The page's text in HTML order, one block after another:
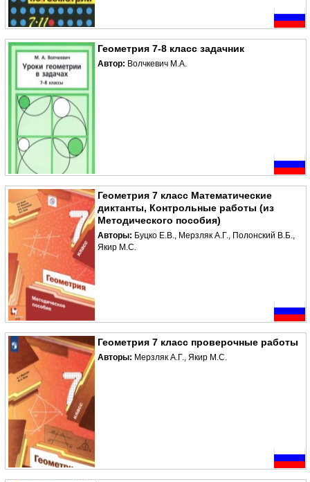
Геометрия 7-8 класс задачник
Автор: Волчкевич М.А.
Геометрия 7 класс Математические
диктанты, Контрольные работы (из
Методического пособия)
Авторы: Буцко Е.В., Мерзляк А.Г., Полонский В.Б.,
Якир М.С.
Геометрия 7 класс проверочные работы
Авторы: Мерзляк А.Г., Якир М.С.